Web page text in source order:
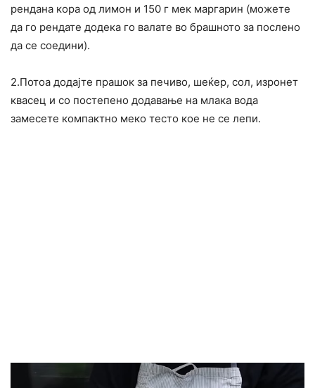
рендана кора од лимон и 150 г мек маргарин (можете
да го рендате додека го валате во брашното за послено
да се соедини).
2.Потоа додајте прашок за печиво, шеќер, сол, изронет
квасец и со постепено додавање на млака вода
замесете компактно меко тесто кое не се лепи.